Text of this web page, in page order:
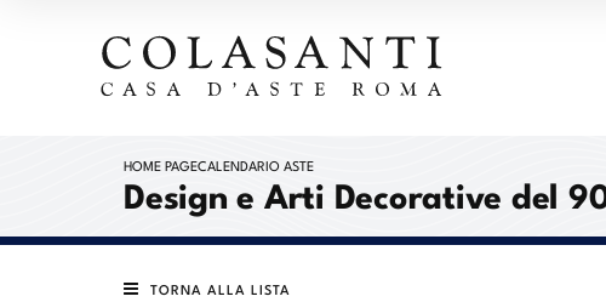
HOME PAGECALENDARIO ASTE
Design e Arti Decorative del
TORNA ALLA LISTA